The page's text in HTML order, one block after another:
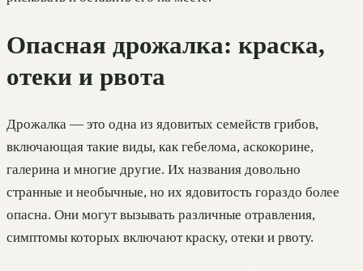
Опасная дрожалка: краска,
отеки и рвота
Дрожалка — это одна из ядовитых семейств грибов,
включающая такие виды, как гебелома, аскокорине,
галерина и многие другие. Их названия довольно
странные и необычные, но их ядовитость гораздо более
опасна. Они могут вызывать различные отравления,
симптомы которых включают краску, отеки и рвоту.